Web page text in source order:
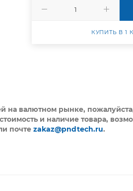
КУПИТЬ В 1
на валютном рынке,
и наличие товара,
почтеzakaz@pndtech.ru.